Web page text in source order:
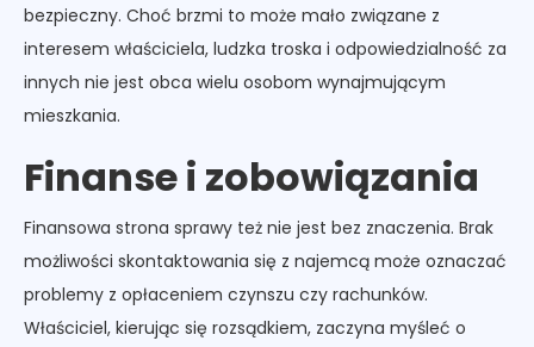
bezpieczny. Choć brzmi to może mało związane z
interesem właściciela, ludzka troska i odpowiedzialność za
innych nie jest obca wielu osobom wynajmującym
mieszkania.
Finanse i zobowiązania
Finansowa strona sprawy też nie jest bez znaczenia. Brak
możliwości skontaktowania się z najemcą może oznaczać
problemy z opłaceniem czynszu czy rachunków.
Właściciel, kierując się rozsądkiem, zaczyna myśleć o